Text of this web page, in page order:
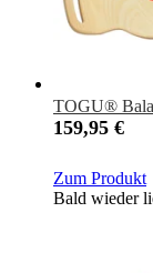
TOGU®
159,95 €
Zum Produkt
Bald wieder